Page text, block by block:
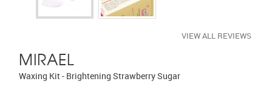
MIRAEL
Waxing Kit - Brightening Strawberry Sugar
VIEW ALL REVIEWS